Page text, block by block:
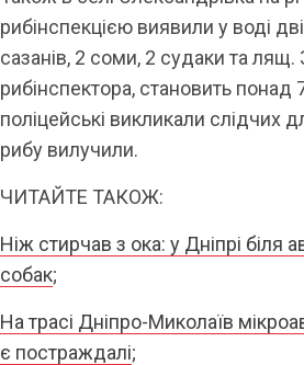
рибінспекцією виявили у воді
сазанів, 2 соми, 2 судаки та лящ.
рибінспектора, становить понад
поліцейські викликали слідчих
рибу вилучили.
ЧИТАЙТЕ ТАКОЖ:
Ніж стирчав з ока: у Дніпрі
собак;
На трасі Дніпро-Миколаїв
є постраждалі;